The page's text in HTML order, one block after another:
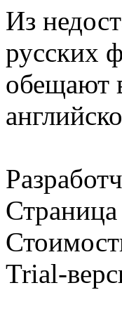
Из
русских
обещают
Trial-